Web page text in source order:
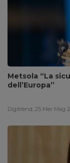
Metsola “La
dell’Europa”
Digitrend, 25 Mer Mag